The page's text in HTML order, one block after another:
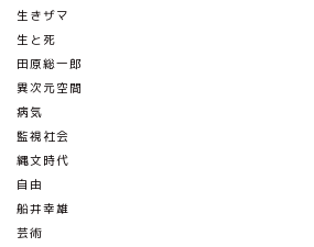
生きザマ
生と死
田原総一郎
異次元空間
病気
監視社会
縄文時代
自由
船井幸雄
芸術